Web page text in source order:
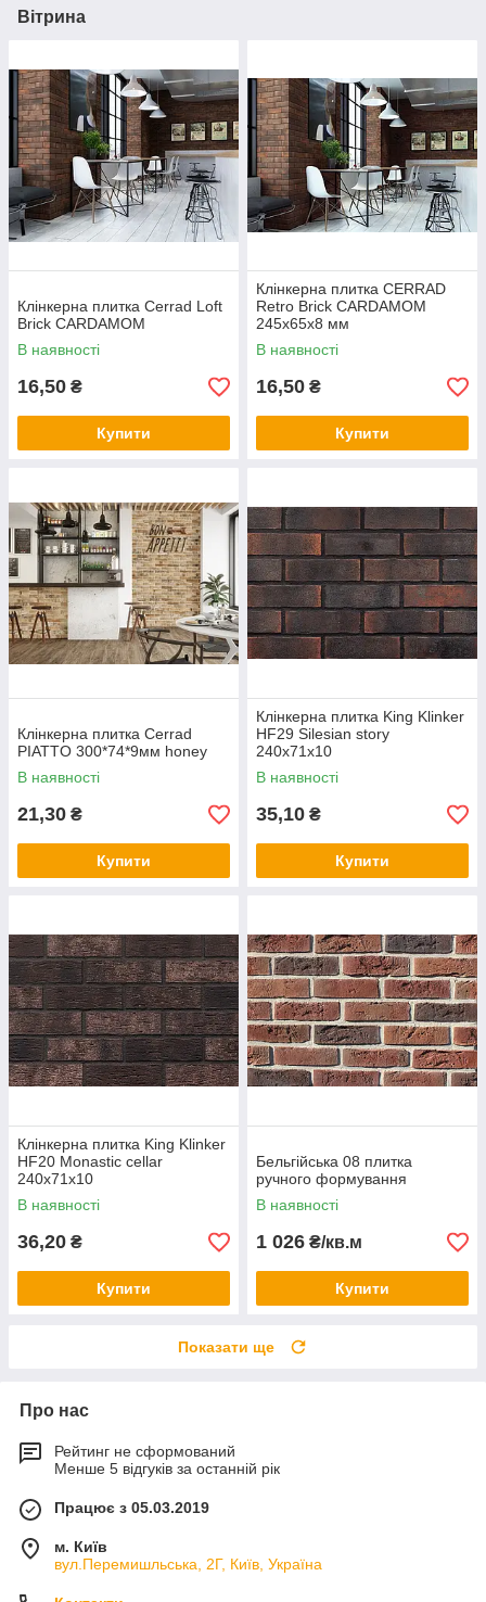
Вітрина
Клінкерна плитка Cerrad Loft
Brick CARDAMOM
В наявності
16,50 ₴
Купити
Клінкерна плитка CERRAD
Retro Brick CARDAMOM
245х65х8 мм
В наявності
16,50 ₴
Купити
Клінкерна плитка Cerrad
PIATTO 300*74*9мм honey
В наявності
21,30 ₴
Купити
Клінкерна плитка King Klinker
HF29 Silesian story
240x71x10
В наявності
35,10 ₴
Купити
Клінкерна плитка King Klinker
HF20 Monastic cellar
240x71x10
В наявності
36,20 ₴
Купити
Бельгійська 08 плитка
ручного формування
В наявності
1 026 ₴/кв.м
Купити
Показати ще
Про нас
Рейтинг не сформований
Менше 5 відгуків за останній рік
Працює з 05.03.2019
м. Київ
вул.Перемишльська, 2Г, Київ, Україна